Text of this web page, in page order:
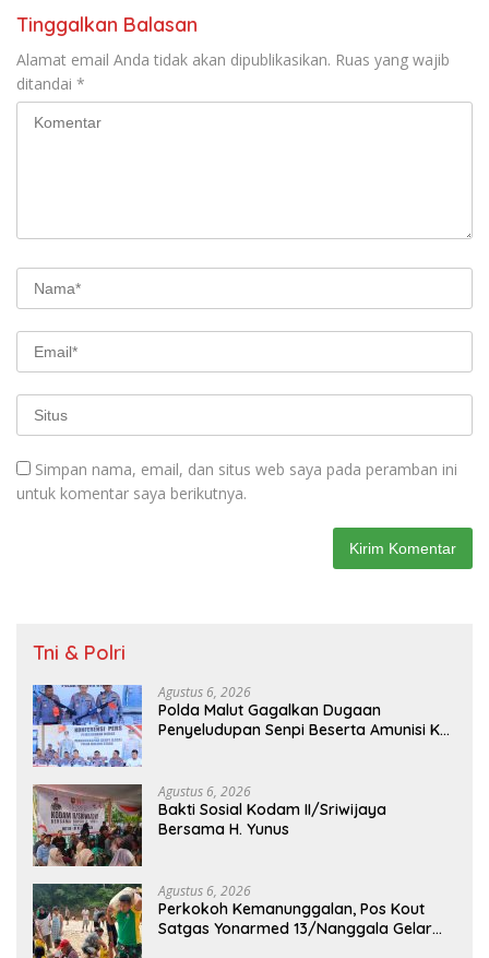
Tinggalkan Balasan
Alamat email Anda tidak akan dipublikasikan. Ruas yang wajib
ditandai *
Simpan nama, email, dan situs web saya pada peramban ini
untuk komentar saya berikutnya.
Tni & Polri
Agustus 6, 2026
Polda Malut Gagalkan Dugaan
Penyeludupan Senpi Beserta Amunisi Ke
Agustus 6, 2026
Bakti Sosial Kodam II/Sriwijaya
Bersama H. Yunus
Agustus 6, 2026
Perkokoh Kemanunggalan, Pos Kout
Satgas Yonarmed 13/Nanggala Gelar